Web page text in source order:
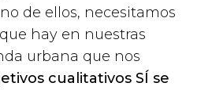
de ellos, necesitamos
hay en nuestras
urbana que nos
cualitativos SÍ se